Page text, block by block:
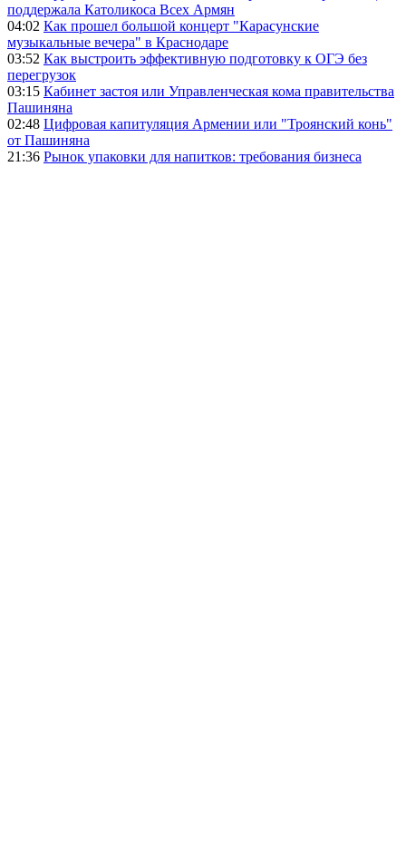
поддержала Католикоса Всех Армян
04:02 Как прошел большой концерт "Карасунские
музыкальные вечера" в Краснодаре
03:52 Как выстроить эффективную подготовку к ОГЭ без
перегрузок
03:15 Кабинет застоя или Управленческая кома правительства
Пашиняна
02:48 Цифровая капитуляция Армении или "Троянский конь"
от Пашиняна
21:36 Рынок упаковки для напитков: требования бизнеса